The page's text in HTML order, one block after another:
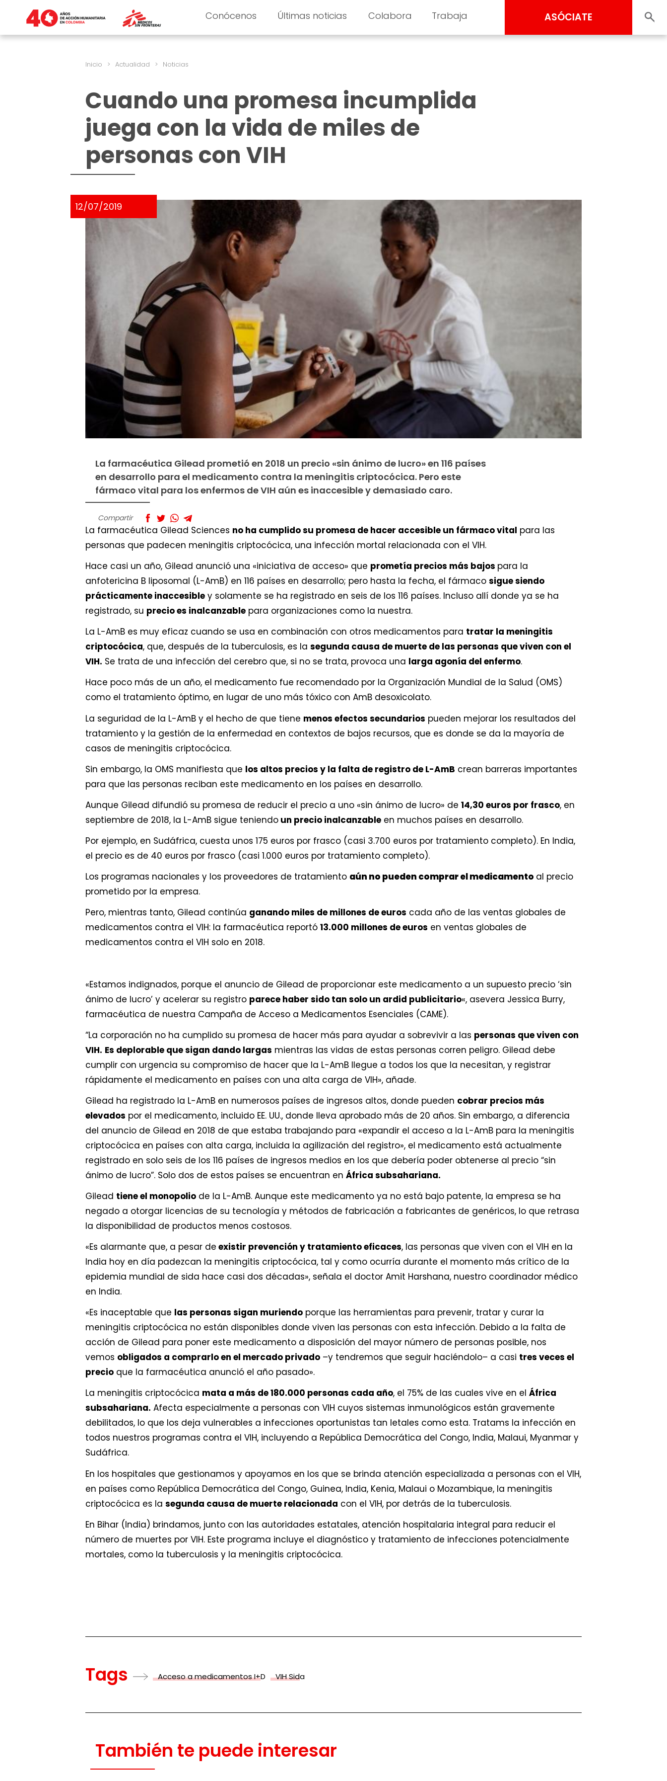
Conócenos Últimas noticias Colabora Trabaja ASÓCIATE
Inicio > Actualidad > Noticias
Cuando una promesa incumplida
juega con la vida de miles de
personas con VIH
12/07/2019
La farmacéutica Gilead prometió en 2018 un precio «sin ánimo de lucro» en 116 países
en desarrollo para el medicamento contra la meningitis criptocócica. Pero este
fármaco vital para los enfermos de VIH aún es inaccesible y demasiado caro.
Compartir
La farmacéutica Gilead Sciences no ha cumplido su promesa de hacer accesible un fármaco vital para las
personas que padecen meningitis criptocócica, una infección mortal relacionada con el VIH.
Hace casi un año, Gilead anunció una «iniciativa de acceso» que prometía precios más bajos para la
anfotericina B liposomal (L-AmB) en 116 países en desarrollo; pero hasta la fecha, el fármaco sigue siendo
prácticamente inaccesible y solamente se ha registrado en seis de los 116 países. Incluso allí donde ya se ha
registrado, su precioes inalcanzable para organizaciones como la nuestra.
La L-AmB es muy eficaz cuando se usa en combinación con otros medicamentos para tratar la meningitis
criptocócica, que, después de la tuberculosis, es la segunda causa de muerte de las personas que viven con el
VIH. Se trata de una infección del cerebro que, si no se trata, provoca una larga agonía del enfermo.
Hace poco más de un año, el medicamento fue recomendado por la Organización Mundial de la Salud (OMS)
como el tratamiento óptimo, en lugar de uno más tóxico con AmB desoxicolato.
La seguridad de la L-AmB y el hecho de que tiene menos efectos secundarios pueden mejorar los resultados del
tratamiento y la gestión de la enfermedad en contextos de bajos recursos, que es donde se da la mayoría de
casos de meningitis criptocócica.
Sin embargo, la OMS manifiesta que los altos precios y la falta de registro de L-AmB crean barreras importantes
para que las personas reciban este medicamento en los países en desarrollo.
Aunque Gilead difundió su promesa de reducir el precio a uno «sin ánimo de lucro» de 14,30 euros por frasco, en
septiembre de 2018, la L-AmB sigue teniendo un precio inalcanzable en muchos países en desarrollo.
Por ejemplo, en Sudáfrica, cuesta unos 175 euros por frasco (casi 3.700 euros por tratamiento completo). En India,
el precio es de 40 euros por frasco (casi 1.000 euros por tratamiento completo).
Los programas nacionales y los proveedores de tratamiento aún no pueden comprar el medicamento al precio
prometido por la empresa.
Pero, mientras tanto, Gilead continúa ganando miles de millones de euros cada año de las ventas globales de
medicamentos contra el VIH: la farmacéutica reportó 13.000 millones de euros en ventas globales de
medicamentos contra el VIH solo en 2018.
«Estamos indignados, porque el anuncio de Gilead de proporcionar este medicamento a un supuesto precio ‘sin
ánimo de lucro’ y acelerar su registro parece haber sido tan solo un ardid publicitario«, asevera Jessica Burry,
farmacéutica de nuestra Campaña de Acceso a Medicamentos Esenciales (CAME).
“La corporación no ha cumplido su promesa de hacer más para ayudar a sobrevivir a las personas que viven con
VIH. Es deplorable que sigan dando largas mientras las vidas de estas personas corren peligro. Gilead debe
cumplir con urgencia su compromiso de hacer que la L-AmB llegue a todos los que la necesitan, y registrar
rápidamente el medicamento en países con una alta carga de VIH», añade.
Gilead ha registrado la L-AmB en numerosos países de ingresos altos, donde pueden cobrar precios más
elevados por el medicamento, incluido EE. UU., donde lleva aprobado más de 20 años. Sin embargo, a diferencia
del anuncio de Gilead en 2018 de que estaba trabajando para «expandir el acceso a la L-AmB para la meningitis
criptocócica en países con alta carga, incluida la agilización del registro», el medicamento está actualmente
registrado en solo seis de los 116 países de ingresos medios en los que debería poder obtenerse al precio “sin
ánimo de lucro”. Solo dos de estos países se encuentran en África subsahariana.
Gilead tiene el monopolio de la L-AmB. Aunque este medicamento ya no está bajo patente, la empresa se ha
negado a otorgar licencias de su tecnología y métodos de fabricación a fabricantes de genéricos, lo que retrasa
la disponibilidad de productos menos costosos.
«Es alarmante que, a pesar de existir prevención y tratamiento eficaces, las personas que viven con el VIH en la
India hoy en día padezcan la meningitis criptocócica, tal y como ocurría durante el momento más crítico de la
epidemia mundial de sida hace casi dos décadas», señala el doctor Amit Harshana, nuestro coordinador médico
en India.
«Es inaceptable que las personas sigan muriendo porque las herramientas para prevenir, tratar y curar la
meningitis criptocócica no están disponibles donde viven las personas con esta infección. Debido a la falta de
acción de Gilead para poner este medicamento a disposición del mayor número de personas posible, nos
vemos obligados a comprarlo en el mercado privado –y tendremos que seguir haciéndolo– a casi tres veces el
precio que la farmacéutica anunció el año pasado».
La meningitis criptocócica mata a más de 180.000 personas cada año, el 75% de las cuales vive en el África
subsahariana. Afecta especialmente a personas con VIH cuyos sistemas inmunológicos están gravemente
debilitados, lo que los deja vulnerables a infecciones oportunistas tan letales como esta. Tratams la infección en
todos nuestros programas contra el VIH, incluyendo a República Democrática del Congo, India, Malaui, Myanmar y
Sudáfrica.
En los hospitales que gestionamos y apoyamos en los que se brinda atención especializada a personas con el VIH,
en países como República Democrática del Congo, Guinea, India, Kenia, Malaui o Mozambique, la meningitis
criptocócica es la segunda causa de muerte relacionada con el VIH, por detrás de la tuberculosis.
En Bihar (India) brindamos, junto con las autoridades estatales, atención hospitalaria integral para reducir el
número de muertes por VIH. Este programa incluye el diagnóstico y tratamiento de infecciones potencialmente
mortales, como la tuberculosis y la meningitis criptocócica.
Tags Acceso a medicamentos I+D VIH Sida
También te puede interesar